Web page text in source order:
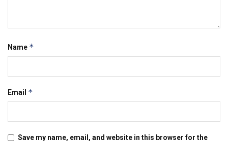
Name *
Email *
Save my name, email, and website in this browser for the